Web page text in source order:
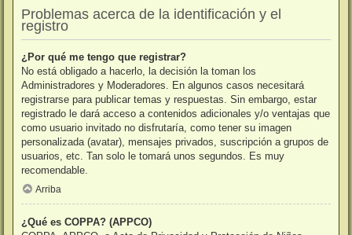
Problemas acerca de la identificación y el
registro
¿Por qué me tengo que registrar?
No está obligado a hacerlo, la decisión la toman los
Administradores y Moderadores. En algunos casos necesitará
registrarse para publicar temas y respuestas. Sin embargo, estar
registrado le dará acceso a contenidos adicionales y/o ventajas que
como usuario invitado no disfrutaría, como tener su imagen
personalizada (avatar), mensajes privados, suscripción a grupos de
usuarios, etc. Tan solo le tomará unos segundos. Es muy
recomendable.
Arriba
¿Qué es COPPA? (APPCO)